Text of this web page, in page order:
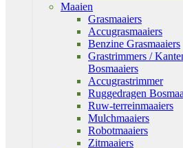
Maaien
Grasmaaiers
Accugrasmaaiers
Benzine Grasmaaiers
Grastrimmers /
Bosmaaiers
Accugrastrimmer
Ruggedragen
Ruw-terreinmaaiers
Mulchmaaiers
Robotmaaiers
Zitmaaiers